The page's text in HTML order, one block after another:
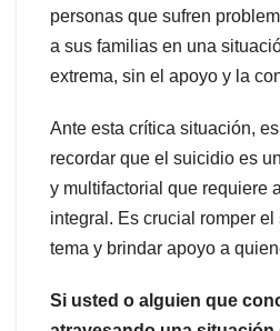
personas que sufren
a sus familias en una
extrema, sin el apoyo y la
Ante esta crítica situación,
recordar que el suicidio es
y multifactorial que requiere
integral. Es crucial romper el
tema y brindar apoyo a
Si usted o alguien que